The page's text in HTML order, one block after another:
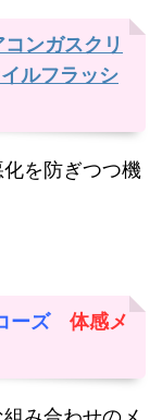
ンガスクリ
ルフラッシ
を防ぎつつ機
ーズ 体感メ